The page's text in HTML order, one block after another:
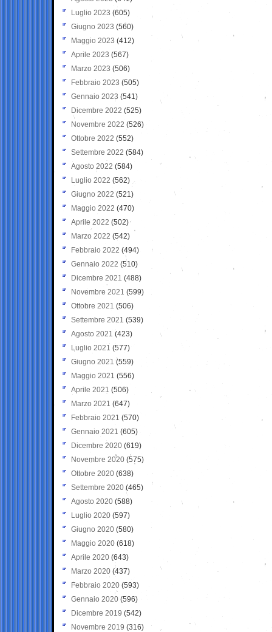
Luglio 2023 (605)
Giugno 2023 (560)
Maggio 2023 (412)
Aprile 2023 (567)
Marzo 2023 (506)
Febbraio 2023 (505)
Gennaio 2023 (541)
Dicembre 2022 (525)
Novembre 2022 (526)
Ottobre 2022 (552)
Settembre 2022 (584)
Agosto 2022 (584)
Luglio 2022 (562)
Giugno 2022 (521)
Maggio 2022 (470)
Aprile 2022 (502)
Marzo 2022 (542)
Febbraio 2022 (494)
Gennaio 2022 (510)
Dicembre 2021 (488)
Novembre 2021 (599)
Ottobre 2021 (506)
Settembre 2021 (539)
Agosto 2021 (423)
Luglio 2021 (577)
Giugno 2021(559)
Maggio 2021 (556)
Aprile 2021 (506)
Marzo 2021 (647)
Febbraio 2021 (570)
Gennaio 2021 (605)
Dicembre 2020 (619)
Novembre 2020 (575)
Ottobre 2020 (638)
Settembre 2020(465)
Agosto 2020 (588)
Luglio 2020 (597)
Giugno 2020 (580)
Maggio 2020 (618)
Aprile 2020 (643)
Marzo 2020 (437)
Febbraio 2020 (593)
Gennaio 2020 (596)
Dicembre 2019 (542)
Novembre 2019 (316)